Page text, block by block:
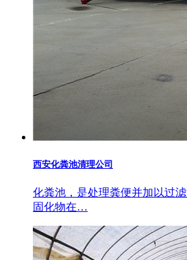
西安化粪池清理公司
化粪池，是处理粪便并加以过
固化物在…